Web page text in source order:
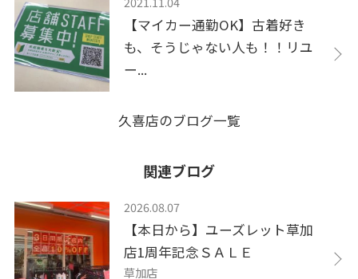
【マイカー通勤OK】古着好き
も、そうじゃない人も！！リユ
ー...
久喜店のブログ一覧
関連ブログ
2026.08.07
【本日から】ユーズレット草加
店1周年記念ＳＡＬＥ
草加店